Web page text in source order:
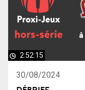
2:52:15
30/08/2024